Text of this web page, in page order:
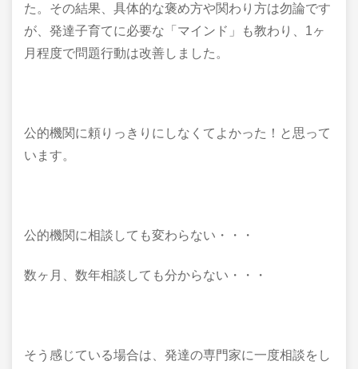
た。その結果、具体的な褒め方や関わり方は勿論です
が、発達子育てに必要な「マインド」も教わり、1ヶ
月程度で問題行動は改善しました。
公的機関に頼りっきりにしなくてよかった！と思って
います。
公的機関に相談しても変わらない・・・
数ヶ月、数年相談しても分からない・・・
そう感じている場合は、発達の専門家に一度相談をし